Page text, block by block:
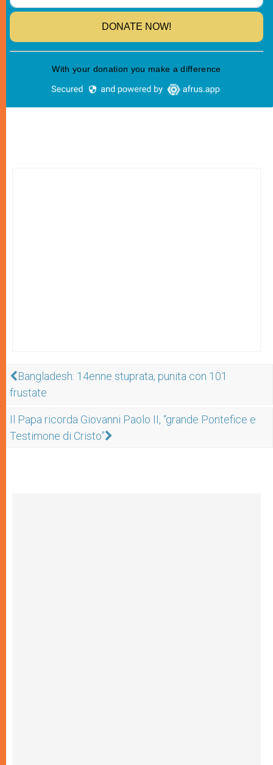
Bangladesh: 14enne stuprata, punita con 101
frustate
Il Papa ricorda Giovanni Paolo II, “grande Pontefice e
Testimone di Cristo”